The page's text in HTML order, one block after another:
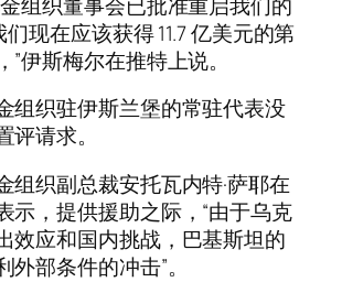
们现在应该获得 11.7 亿美元的第
”伊斯梅尔在推特上说。
组织驻伊斯兰堡的常驻代表没
请求。
组织副总裁安托瓦内特·萨耶在
示，提供援助之际，“由于乌克
效应和国内挑战，巴基斯坦的
部条件的冲击”。